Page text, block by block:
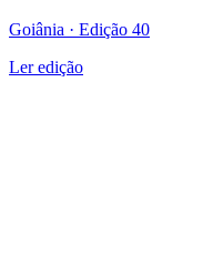
Goiânia · Edição 40
Ler edição